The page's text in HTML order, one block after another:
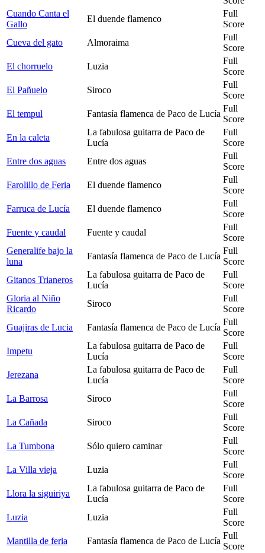
Cuando Canta el
Gallo
El duende flamenco
Full
Score
Cueva del gato
Almoraima
Full
Score
El chorruelo
Luzia
Full
Score
El Pañuelo
Siroco
Full
Score
El tempul
Fantasía flamenca de Paco de Lucía
Full
Score
En la caleta
La fabulosa guitarra de Paco de
Lucía
Full
Score
Entre dos aguas
Entre dos aguas
Full
Score
Farolillo de Feria
El duende flamenco
Full
Score
Farruca de Lucía
El duende flamenco
Full
Score
Fuente y caudal
Fuente y caudal
Full
Score
Generalife bajo la
luna
Fantasía flamenca de Paco de Lucía
Full
Score
Gitanos Trianeros
La fabulosa guitarra de Paco de
Lucía
Full
Score
Gloria al Niño
Ricardo
Siroco
Full
Score
Guajiras de Lucia
Fantasía flamenca de Paco de Lucía
Full
Score
Impetu
La fabulosa guitarra de Paco de
Lucía
Full
Score
Jerezana
La fabulosa guitarra de Paco de
Lucía
Full
Score
La Barrosa
Siroco
Full
Score
La Cañada
Siroco
Full
Score
La Tumbona
Sólo quiero caminar
Full
Score
La Villa vieja
Luzia
Full
Score
Llora la siguiriya
La fabulosa guitarra de Paco de
Lucía
Full
Score
Luzia
Luzia
Full
Score
Mantilla de feria
Fantasía flamenca de Paco de Lucía
Full
Score